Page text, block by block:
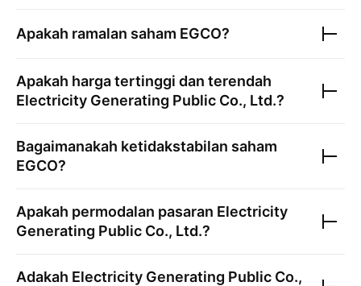
Apakah ramalan saham EGCO?
Apakah harga tertinggi dan terendah
Electricity Generating Public Co., Ltd.?
Bagaimanakah ketidakstabilan saham
EGCO?
Apakah permodalan pasaran Electricity
Generating Public Co., Ltd.?
Adakah Electricity Generating Public Co.,